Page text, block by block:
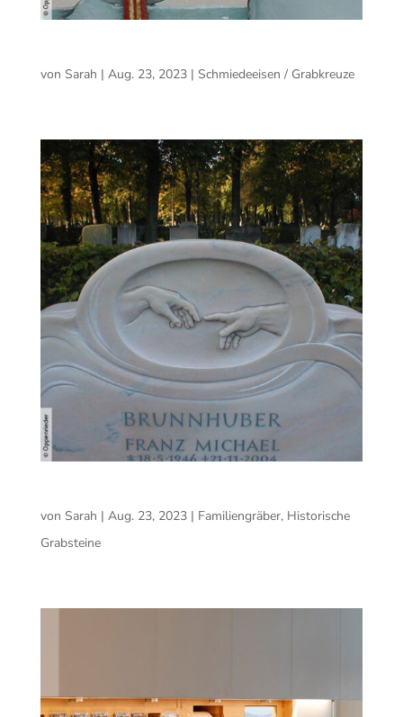
von Sarah | Aug. 23, 2023| Schmiedeeisen / Grabkreuze
von Sarah | Aug. 23, 2023| Familiengräber, Historische
Grabsteine